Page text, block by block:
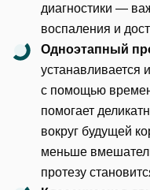
диагностики —
воспаления и
Одноэтапный
устанавливается
с помощью
помогает
вокруг будущей
меньше
протезу